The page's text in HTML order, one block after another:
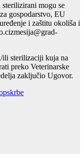
mogu se
gospodarstvo, EU
i zaštitu okoliša i
ili sterilizaciji kuja na
preko Veterinarske
zaključio Ugovor.